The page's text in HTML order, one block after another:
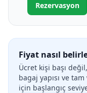
Rezervasyon
Fiyat nasıl
Ücret kişi başı
bagaj yapısı ve
için başlangıç